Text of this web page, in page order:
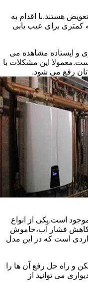
هستند.با اقدام به
کمتری برای عیب یابی
و ایستاده مشاهده می
این مشکلات با
رفع می شود.
است.یکی از انواع
فشار آب،خاموش
است که در این مدل
و راه حل رفع آن ها را
می توانید از